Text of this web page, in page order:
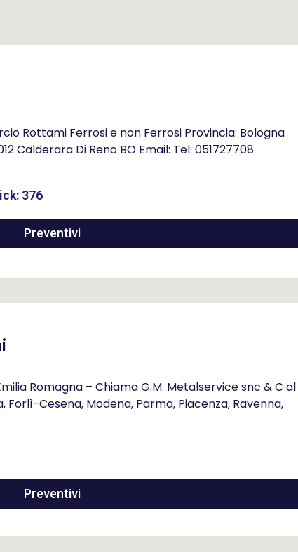
Rottami Ferrosi e non Ferrosi Provincia: Bologna
Calderara Di Reno BO Email: Tel: 051727708
376
Preventivi
Romagna – Chiama G.M. Metalservice snc & C al
Cesena, Modena, Parma, Piacenza, Ravenna,
Preventivi